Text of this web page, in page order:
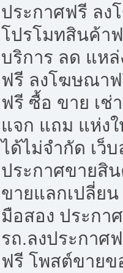
ประกาศฟรี ล
โปรโมทสินค้า
บริการ ลด แห
ฟรี ลงโฆษณา
ฟรี ซื้อ ขาย เช่
แจก แถม แห่ง
ได้ไม่จำกัด เว็
ประกาศขายสิ
ขายแลกเปลี่ย
มือสอง ประกา
รถ.ลงประกาศ
ฟรี โพสต์ขาย